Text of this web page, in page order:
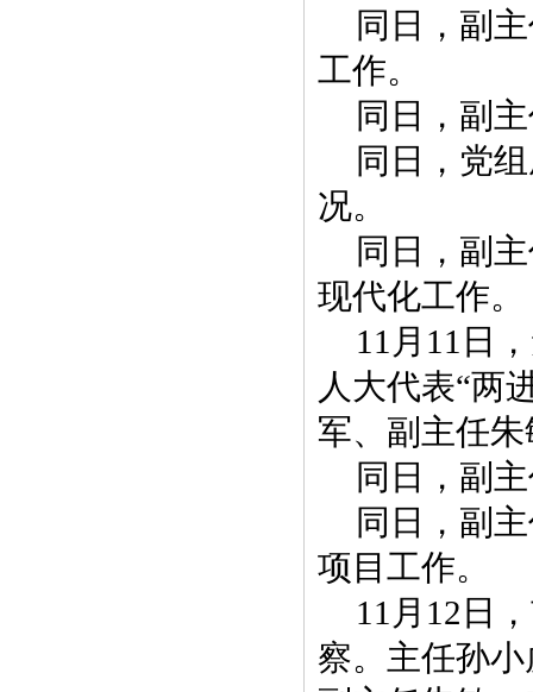
同日，副
工作。
同日，副
同日，党
况。
同日，副
现代化工作。
11月11日
人大代表“两
军、副主任
同日，副
同日，副
项目工作。
11月12日
察。主任孙